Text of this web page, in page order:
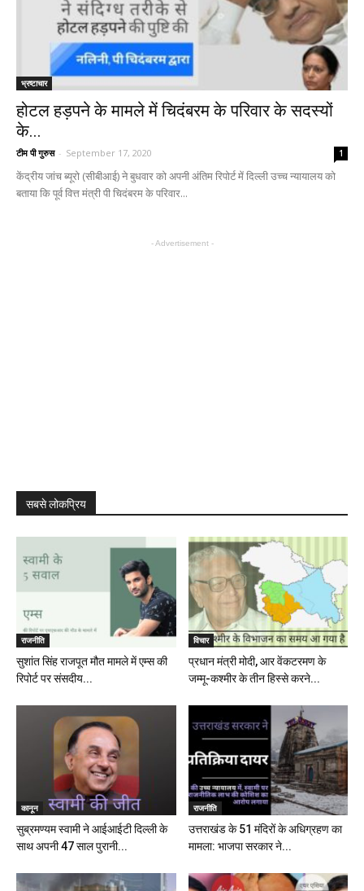
भ्रष्टाचार
होटल हड़पने के मामले में चिदंबरम के परिवार के सदस्यों
के...
टीम पी गुरुस - September 17, 2020 1
केंद्रीय जांच ब्यूरो (सीबीआई) ने बुधवार को अपनी अंतिम रिपोर्ट में दिल्ली उच्च न्यायालय को
बताया कि पूर्व वित्त मंत्री पी चिदंबरम के परिवार...
- Advertisement -
सबसे लोकप्रिय
राजनीति
सुशांत सिंह राजपूत मौत मामले में एम्स की
रिपोर्ट पर संसदीय...
विचार
प्रधान मंत्री मोदी, आर वेंकटरमण के
जम्मू-कश्मीर के तीन हिस्से करने...
कानून
सुब्रमण्यम स्वामी ने आईआईटी दिल्ली के
साथ अपनी 47 साल पुरानी...
राजनीति
उत्तराखंड के 51 मंदिरों के अधिग्रहण का
मामला: भाजपा सरकार ने...